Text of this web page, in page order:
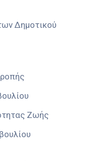
Δημοτικού
Ζωής